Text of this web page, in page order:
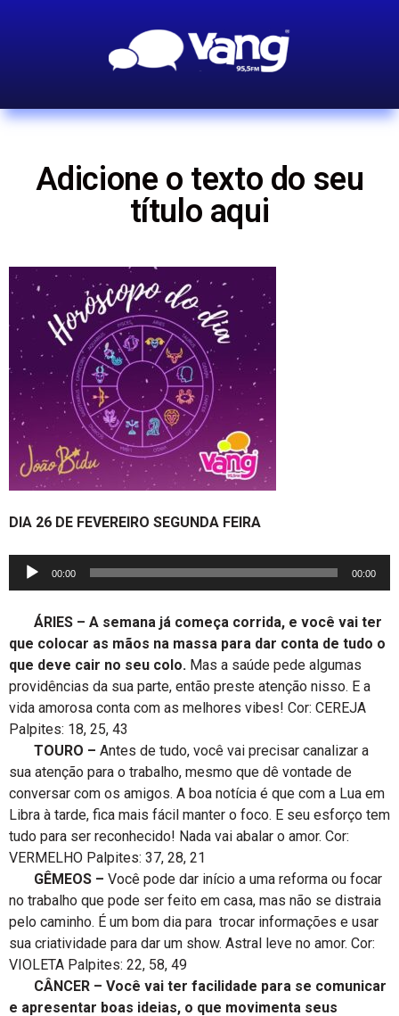
Adicione o texto do seu
título aqui
DIA 26 DE FEVEREIRO SEGUNDA FEIRA
Tocador
00:00 00:00
ÁRIES – A semana já começa corrida, e você vai ter
que colocar as mãos na massa para dar conta de tudo o
que deve cair no seu colo. Mas a saúde pede algumas
providências da sua parte, então preste atenção nisso. E a
vida amorosa conta com as melhores vibes! Cor: CEREJA
Palpites: 18, 25, 43
TOURO – Antes de tudo, você vai precisar canalizar a
sua atenção para o trabalho, mesmo que dê vontade de
conversar com os amigos. A boa notícia é que com a Lua em
Libra à tarde, fica mais fácil manter o foco. E seu esforço tem
tudo para ser reconhecido! Nada vai abalar o amor. Cor:
VERMELHO Palpites: 37, 28, 21
GÊMEOS – Você pode dar início a uma reforma ou focar
no trabalho que pode ser feito em casa, mas não se distraia
pelo caminho. É um bom dia para trocar informações e usar
sua criatividade para dar um show. Astral leve no amor. Cor:
VIOLETA Palpites: 22, 58, 49
CÂNCER – Você vai ter facilidade para se comunicar
e apresentar boas ideias, o que movimenta seus